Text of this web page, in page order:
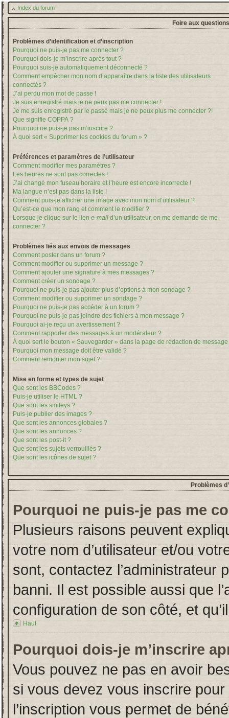
Index du forum
Foire aux
Problèmes d’identification et d’inscription
Pourquoi ne puis-je pas me connecter ?
Pourquoi dois-je m’inscrire après tout ?
Pourquoi suis-je automatiquement déconnecté ?
Comment empêcher mon nom d’apparaître dans la liste des utilisateurs
connectés ?
J’ai perdu mon mot de passe !
Je suis enregistré mais je ne peux pas me connecter !
Je me suis enregistré par le passé mais je ne peux plus me connecter ?!
Que signifie COPPA ?
Pourquoi ne puis-je pas m’inscrire ?
À quoi sert « Supprimer les cookies du forum » ?
Préférences et paramètres de l’utilisateur
Comment modifier mes paramètres ?
Les heures ne sont pas correctes !
J’ai changé mon fuseau horaire et l’heure est encore incorrecte !
Ma langue n’est pas dans la liste !
Comment puis-je afficher une image avec mon nom d’utilisateur ?
Qu’est-ce que mon rang et comment le modifier ?
Lorsque je clique sur le lien e-mail d’un utilisateur, on me demande de me
connecter ?
Problèmes liés aux envois de messages
Comment poster dans un forum ?
Comment modifier ou supprimer un message ?
Comment ajouter une signature à mes messages ?
Comment créer un sondage ?
Pourquoi ne puis-je pas ajouter plus d’options à mon sondage ?
Comment modifier ou supprimer un sondage ?
Pourquoi ne puis-je pas accéder à un forum ?
Pourquoi ne puis-je pas joindre des fichiers à mon message ?
Pourquoi ai-je reçu un avertissement ?
Comment rapporter des messages à un modérateur ?
À quoi sert le bouton « Sauvegarder » dans la page de rédaction de message
Pourquoi mon message doit être validé ?
Comment remonter mon sujet ?
Mise en forme et types de sujet
Que sont les BBCodes ?
Puis-je utiliser le HTML ?
Que sont les smileys ?
Puis-je publier des images ?
Que sont les annonces globales ?
Que sont les annonces ?
Que sont les post-it ?
Que sont les sujets verrouillés ?
Que sont les icônes de sujet ?
Problèmes
Pourquoi ne puis-je pas me
Plusieurs raisons peuvent
votre nom d’utilisateur et/ou
sont, contactez l’administrateur
banni. Il est possible aussi que
configuration de son côté, et
Haut
Pourquoi dois-je m’inscrire
Vous pouvez ne pas en avoir
si vous devez vous inscrire
l’inscription vous permet de